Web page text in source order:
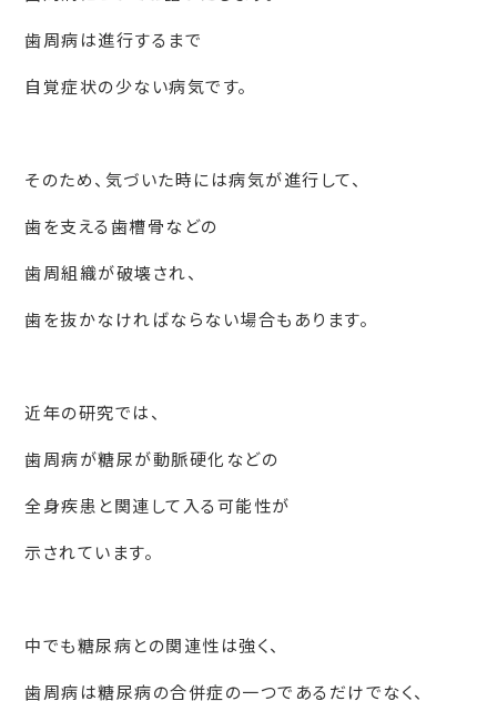
歯周病は進行するまで
自覚症状の少ない病気です。
そのため、気づいた時には病気が進行して、
歯を支える歯槽骨などの
歯周組織が破壊され、
歯を抜かなければならない場合もあります。
近年の研究では、
歯周病が糖尿が動脈硬化などの
全身疾患と関連して入る可能性が
示されています。
中でも糖尿病との関連性は強く、
歯周病は糖尿病の合併症の一つであるだけでなく、